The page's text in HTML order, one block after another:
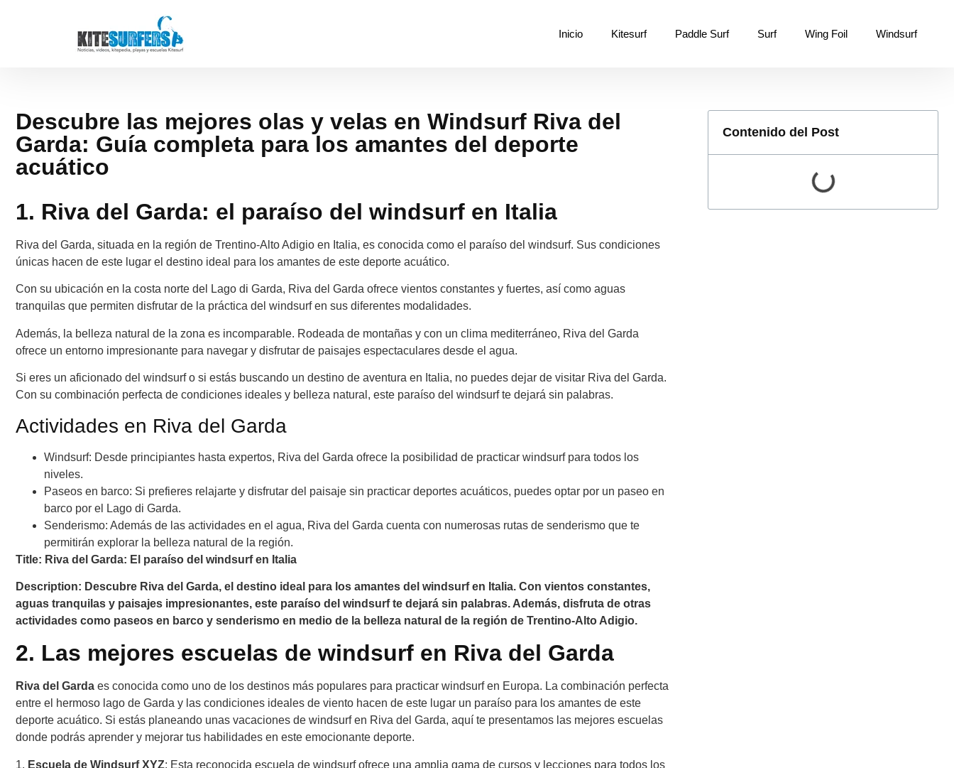
Inicio Kitesurf Paddle Surf Surf Wing Foil Windsurf
Descubre las mejores olas y velas en Windsurf Riva del
Garda: Guía completa para los amantes del deporte
acuático
1. Riva del Garda: el paraíso del windsurf en Italia
Riva del Garda, situada en la región de Trentino-Alto Adigio en Italia, es conocida como el paraíso del windsurf. Sus condiciones
únicas hacen de este lugar el destino ideal para los amantes de este deporte acuático.
Con su ubicación en la costa norte del Lago di Garda, Riva del Garda ofrece vientos constantes y fuertes, así como aguas
tranquilas que permiten disfrutar de la práctica del windsurf en sus diferentes modalidades.
Además, la belleza natural de la zona es incomparable. Rodeada de montañas y con un clima mediterráneo, Riva del Garda
ofrece un entorno impresionante para navegar y disfrutar de paisajes espectaculares desde el agua.
Si eres un aficionado del windsurf o si estás buscando un destino de aventura en Italia, no puedes dejar de visitar Riva del Garda.
Con su combinación perfecta de condiciones ideales y belleza natural, este paraíso del windsurf te dejará sin palabras.
Actividades en Riva del Garda
Windsurf: Desde principiantes hasta expertos, Riva del Garda ofrece la posibilidad de practicar windsurf para todos los
niveles.
Paseos en barco: Si prefieres relajarte y disfrutar del paisaje sin practicar deportes acuáticos, puedes optar por un paseo en
barco por el Lago di Garda.
Senderismo: Además de las actividades en el agua, Riva del Garda cuenta con numerosas rutas de senderismo que te
permitirán explorar la belleza natural de la región.
Title: Riva del Garda: El paraíso del windsurf en Italia
Description: Descubre Riva del Garda, el destino ideal para los amantes del windsurf en Italia. Con vientos constantes,
aguas tranquilas y paisajes impresionantes, este paraíso del windsurf te dejará sin palabras. Además, disfruta de otras
actividades como paseos en barco y senderismo en medio de la belleza natural de la región de Trentino-Alto Adigio.
2. Las mejores escuelas de windsurf en Riva del Garda
Riva del Garda es conocida como uno de los destinos más populares para practicar windsurf en Europa. La combinación perfecta
entre el hermoso lago de Garda y las condiciones ideales de viento hacen de este lugar un paraíso para los amantes de este
deporte acuático. Si estás planeando unas vacaciones de windsurf en Riva del Garda, aquí te presentamos las mejores escuelas
donde podrás aprender y mejorar tus habilidades en este emocionante deporte.
1. Escuela de Windsurf XYZ: Esta reconocida escuela de windsurf ofrece una amplia gama de cursos y lecciones para todos los
Contenido del Post